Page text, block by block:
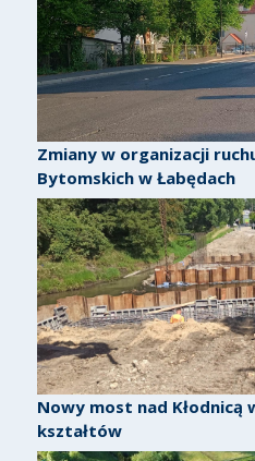
Zmiany w organizacji
Bytomskich w Łabędach
Nowy most nad Kłodnicą
kształtów